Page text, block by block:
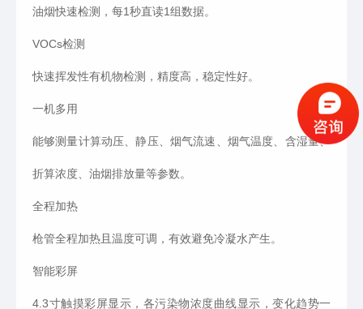
油烟快速检测，每1秒直读1组数据。
VOCs检测
快速挥发性有机物检测，精度高，稳定性好。
一机多用
能够测量计算动压、静压、烟气流速、烟气温度、含湿量、
折算浓度、油烟排放量等参数。
全程加热
枪管全程加热且温度可调，有效避免冷凝水产生。
智能彩屏
4.3寸触摸彩屏显示，各污染物浓度曲线显示，变化趋势一